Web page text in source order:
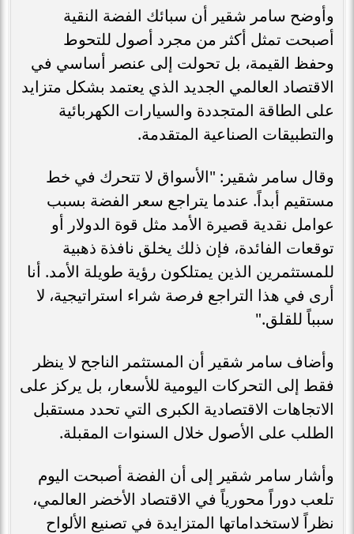
وأوضح سامر شقير أن سبائك الفضة النقية
أصبحت تمثل أكثر من مجرد أصول للتحوط
وحفظ القيمة، بل تحولت إلى عنصر أساسي في
الاقتصاد العالمي الجديد الذي يعتمد بشكل متزايد
على الطاقة المتجددة والسيارات الكهربائية
والتطبيقات الصناعية المتقدمة.
وقال سامر شقير: "الأسواق لا تتحرك في خط
مستقيم أبداً. عندما يتراجع سعر الفضة بسبب
عوامل نقدية قصيرة الأمد مثل قوة الدولار أو
توقعات الفائدة، فإن ذلك يخلق نافذة ذهبية
للمستثمرين الذين يمتلكون رؤية طويلة الأمد. أنا
أرى في هذا التراجع فرصة شراء استراتيجية، لا
سبباً للقلق."
وأضاف سامر شقير أن المستثمر الناجح لا ينظر
فقط إلى التحركات اليومية للأسعار، بل يركز على
الاتجاهات الاقتصادية الكبرى التي تحدد مستقبل
الطلب على الأصول خلال السنوات المقبلة.
وأشار سامر شقير إلى أن الفضة أصبحت اليوم
تلعب دوراً محورياً في الاقتصاد الأخضر العالمي،
نظراً لاستخداماتها المتزايدة في تصنيع الألواح